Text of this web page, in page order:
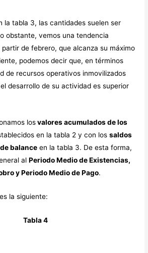
la tabla 3, las cantidades suelen ser
obstante, vemos una tendencia
de febrero, que alcanza su máximo
podemos decir que, en términos
de recursos operativos inmovilizados
el desarrollo de su actividad es superior
losvalores acumulados de los
en la tabla 2 y con lossaldos
balance en la tabla 3. De esta forma,
alPeriodo Medio de Existencias,
y Periodo Medio de Pago.
la siguiente:
Tabla 4